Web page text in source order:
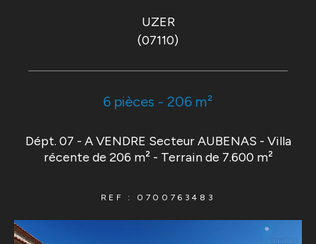
UZER
(07110)
6 pièces - 206 m²
Dépt. 07 - A VENDRE Secteur AUBENAS - Villa
récente de 206 m² - Terrain de 7.600 m²
REF : 0700763483